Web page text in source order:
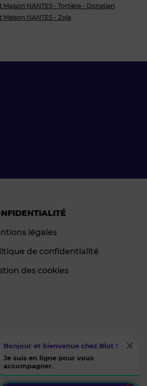
Maison NANTES - Tortière - Donatien
Maison NANTES - Zola
légales
de confidentialité
des cookies
Bonjour et bienvenue chez Blot !
Je suis en ligne pour vous
accompagner.